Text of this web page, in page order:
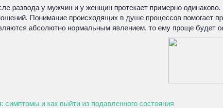
развода у мужчин и у женщин протекает примерно
Понимание происходящих в душе процессов помогает
абсолютно нормальным явлением, то ему проще будет
симптомы и как выйти из подавленного состояния